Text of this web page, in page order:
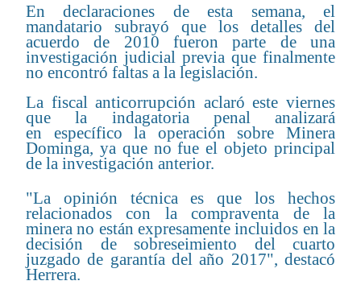
En declaraciones de esta semana, el
mandatario subrayó que los detalles del
acuerdo de 2010 fueron parte de una
investigación judicial previa que finalmente
no encontró faltas a la legislación.
La fiscal anticorrupción aclaró este viernes
que la indagatoria penal analizará
en específico la operación sobre Minera
Dominga, ya que no fue el objeto principal
de la investigación anterior.
"La opinión técnica es que los hechos
relacionados con la compraventa de la
minera no están expresamente incluidos en la
decisión de sobreseimiento del cuarto
juzgado de garantía del año 2017", destacó
Herrera.